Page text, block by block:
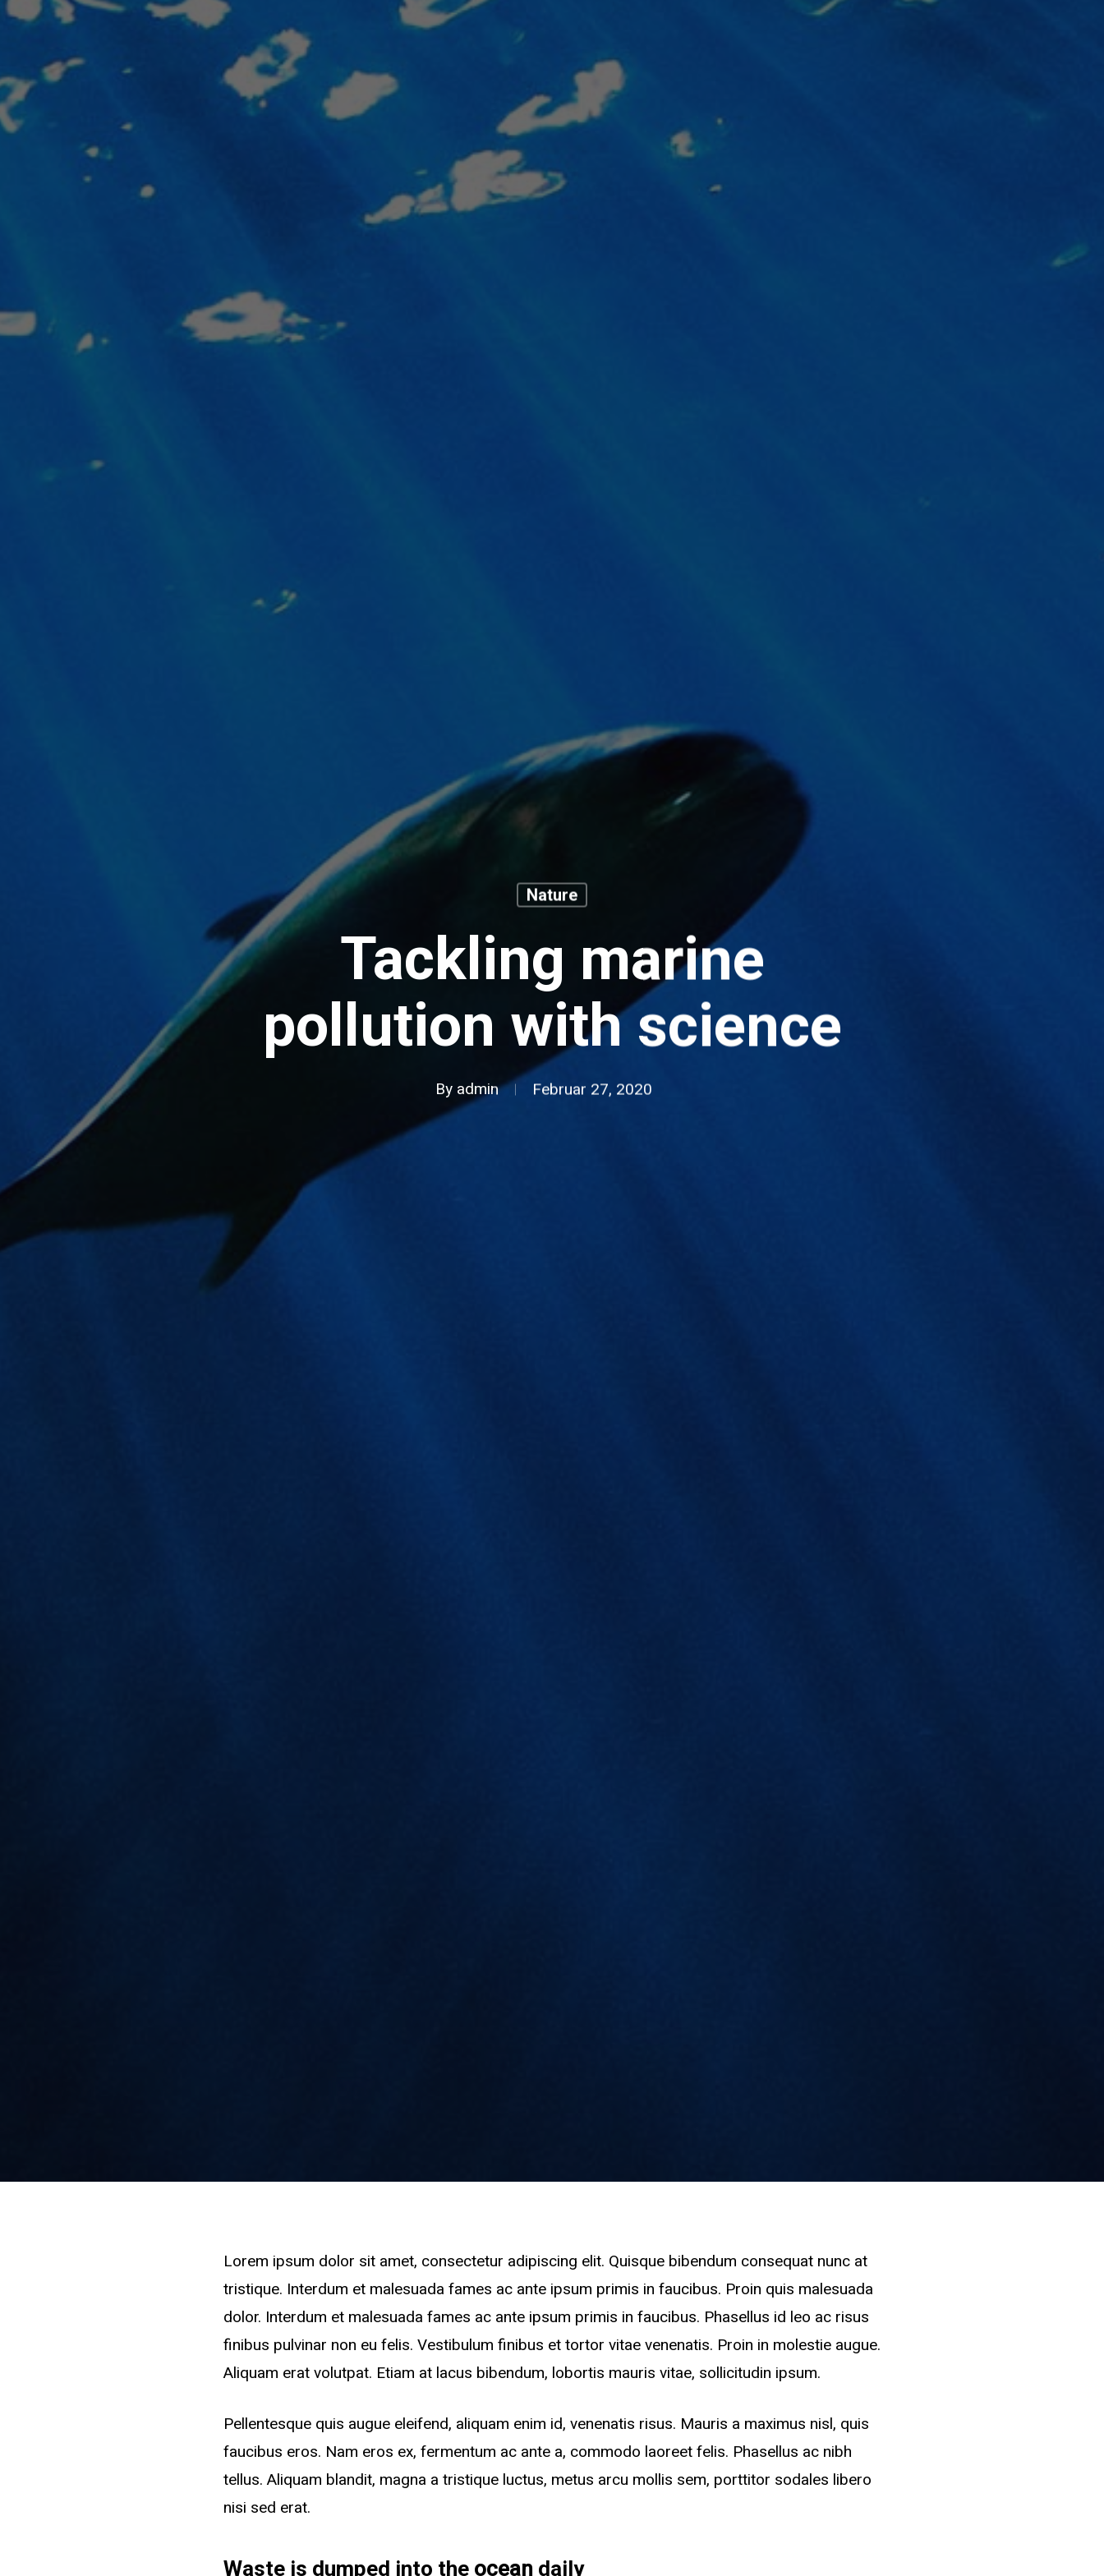
Nature
Tackling marine
pollution with science
By admin Februar 27, 2020
Lorem ipsum dolor sit amet, consectetur adipiscing elit. Quisque bibendum consequat nunc at
tristique. Interdum et malesuada fames ac ante ipsum primis in faucibus. Proin quis malesuada
dolor. Interdum et malesuada fames ac ante ipsum primis in faucibus. Phasellus id leo ac risus
finibus pulvinar non eu felis. Vestibulum finibus et tortor vitae venenatis. Proin in molestie augue.
Aliquam erat volutpat. Etiam at lacus bibendum, lobortis mauris vitae, sollicitudin ipsum.
Pellentesque quis augue eleifend, aliquam enim id, venenatis risus. Mauris a maximus nisl, quis
faucibus eros. Nam eros ex, fermentum ac ante a, commodo laoreet felis. Phasellus ac nibh
tellus. Aliquam blandit, magna a tristique luctus, metus arcu mollis sem, porttitor sodales libero
nisi sed erat.
Waste is dumped into the ocean daily